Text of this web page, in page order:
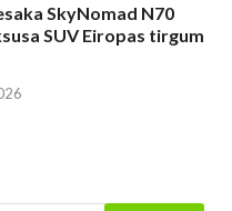
SkyNomad N70
SUV Eiropas tirgum